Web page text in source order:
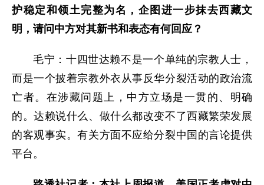
护稳定和领土完整为名，企图进一步抹去西藏文
明，请问中方对其新书和表态有何回应？
毛宁：十四世达赖不是一个单纯的宗教人士，
而是一个披着宗教外衣从事反华分裂活动的政治流
亡者。在涉藏问题上，中方立场是一贯的、明确
的。达赖说什么、做什么都改变不了西藏繁荣发展
的客观事实。有关方面不应给分裂中国的言论提供
平台。